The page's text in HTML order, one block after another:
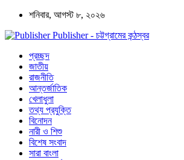
শনিবার, আগস্ট ৮, ২০২৬
Publisher - চট্টগ্রামের কন্ঠস্বর
প্রচ্ছদ
জাতীয়
রাজনীতি
আন্তর্জাতিক
খেলাধুলা
তথ্য প্রযুক্তি
বিনোদন
নারী ও শিশু
বিশেষ সংবাদ
সারা বাংলা